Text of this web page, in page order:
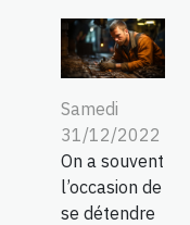
Samedi
31/12/2022
On a souvent
l’occasion de
se détendre